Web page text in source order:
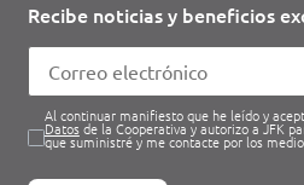
Recibe noticias y beneficios
Al continuar manifiesto que he leído y
Datosde la Cooperativa y autorizo a JFK
que suministré y me contacte por los